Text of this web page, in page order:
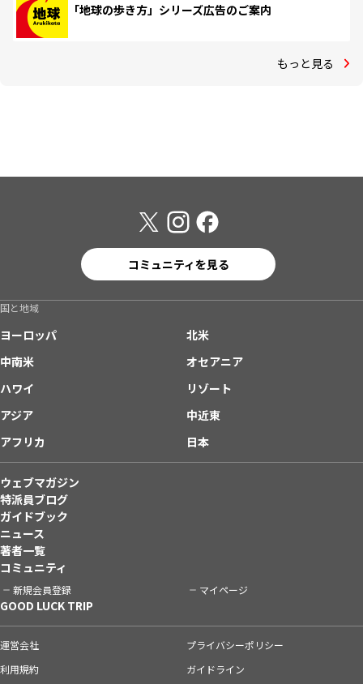
「地球の歩き方」シリーズ広告のご案内
もっと見る
コミュニティを見る
国と地域
ヨーロッパ
北米
中南米
オセアニア
ハワイ
リゾート
アジア
中近東
アフリカ
日本
ウェブマガジン
特派員ブログ
ガイドブック
ニュース
著者一覧
コミュニティ
新規会員登録 マイページ
GOOD LUCK TRIP
運営会社
プライバシーポリシー
利用規約
ガイドライン